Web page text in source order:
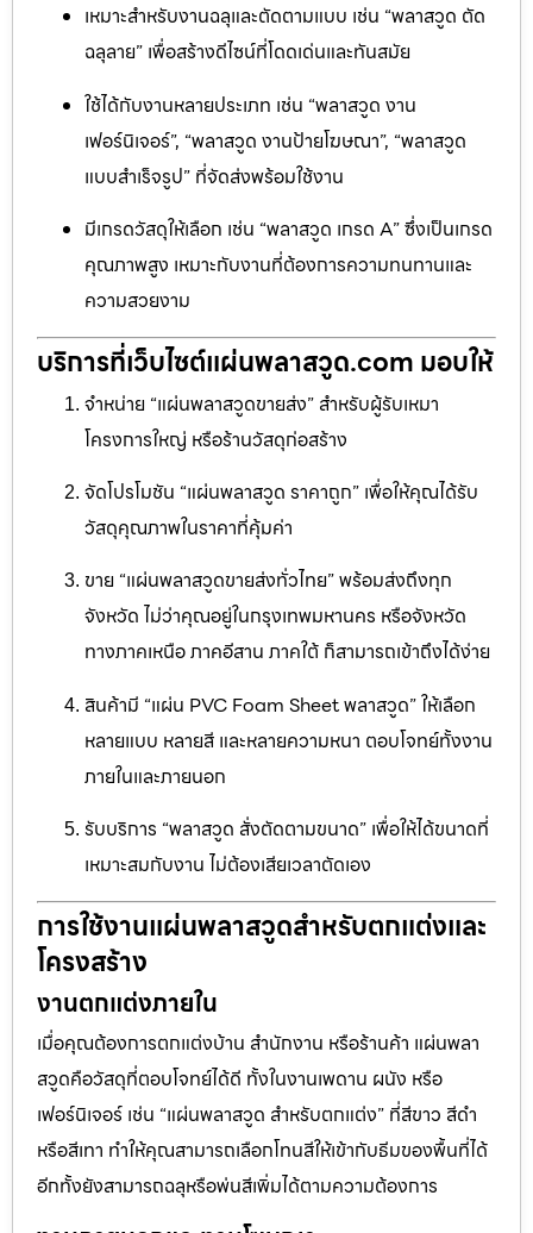
เหมาะสำหรับงานฉลุและตัดตามแบบ เช่น “พลาสวูด ตัด
ฉลุลาย” เพื่อสร้างดีไซน์ที่โดดเด่นและทันสมัย
ใช้ได้กับงานหลายประเภท เช่น “พลาสวูด งาน
เฟอร์นิเจอร์”, “พลาสวูด งานป้ายโฆษณา”, “พลาสวูด
แบบสำเร็จรูป” ที่จัดส่งพร้อมใช้งาน
มีเกรดวัสดุให้เลือก เช่น “พลาสวูด เกรด A” ซึ่งเป็นเกรด
คุณภาพสูง เหมาะกับงานที่ต้องการความทนทานและ
ความสวยงาม
บริการที่เว็บไซต์แผ่นพลาสวูด.com มอบให้
จำหน่าย “แผ่นพลาสวูดขายส่ง” สำหรับผู้รับเหมา
โครงการใหญ่ หรือร้านวัสดุก่อสร้าง
จัดโปรโมชัน “แผ่นพลาสวูด ราคาถูก” เพื่อให้คุณได้รับ
วัสดุคุณภาพในราคาที่คุ้มค่า
ขาย “แผ่นพลาสวูดขายส่งทั่วไทย” พร้อมส่งถึงทุก
จังหวัด ไม่ว่าคุณอยู่ในกรุงเทพมหานคร หรือจังหวัด
ทางภาคเหนือ ภาคอีสาน ภาคใต้ ก็สามารถเข้าถึงได้ง่าย
สินค้ามี “แผ่น PVC Foam Sheet พลาสวูด” ให้เลือก
หลายแบบ หลายสี และหลายความหนา ตอบโจทย์ทั้งงาน
ภายในและภายนอก
รับบริการ “พลาสวูด สั่งตัดตามขนาด” เพื่อให้ได้ขนาดที่
เหมาะสมกับงาน ไม่ต้องเสียเวลาตัดเอง
การใช้งานแผ่นพลาสวูดสำหรับตกแต่งและ
โครงสร้าง
งานตกแต่งภายใน
เมื่อคุณต้องการตกแต่งบ้าน สำนักงาน หรือร้านค้า แผ่นพลา
สวูดคือวัสดุที่ตอบโจทย์ได้ดี ทั้งในงานเพดาน ผนัง หรือ
เฟอร์นิเจอร์ เช่น “แผ่นพลาสวูด สำหรับตกแต่ง” ที่สีขาว สีดำ
หรือสีเทา ทำให้คุณสามารถเลือกโทนสีให้เข้ากับธีมของพื้นที่ได้
อีกทั้งยังสามารถฉลุหรือพ่นสีเพิ่มได้ตามความต้องการ